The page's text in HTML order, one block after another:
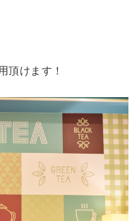
頂けます！